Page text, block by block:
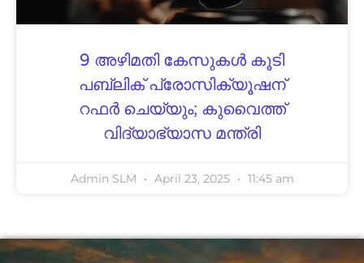
9 അഴിമതി കേസുകൾ കൂടി
പബ്ലിക് പ്രോസിക്യൂഷന്
റഫർ ചെയ്യും; കുവൈത്ത്
വിദ്യാഭ്യാസ മന്ത്രി
Admin SLM April 23, 2025 11:45 am